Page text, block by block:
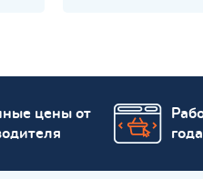
цены от
года